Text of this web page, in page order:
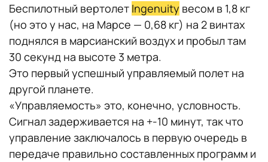
Беспилотный вертолет Ingenuity весом в 1,8 кг
(но это у нас, на Марсе — 0,68 кг) на 2 винтах
поднялся в марсианский воздух и пробыл там
30 секунд на высоте 3 метра.
Это первый успешный управляемый полет на
другой планете.
«Управляемость» это, конечно, условность.
Сигнал задерживается на +-10 минут, так что
управление заключалось в первую очередь в
передаче правильно составленных программ и